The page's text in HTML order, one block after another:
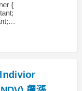
{
/* 自動換行 */
Indivior